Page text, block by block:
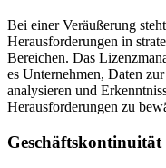
Bei einer Veräußerung
Herausforderungen in
Bereichen. Das
es Unternehmen, Daten
analysieren und
Herausforderungen zu